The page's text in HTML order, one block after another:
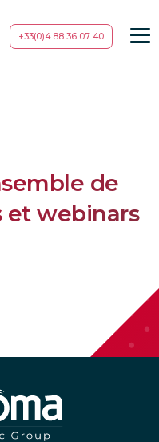
+33(0)4 88 36 07 40
de
et webinars